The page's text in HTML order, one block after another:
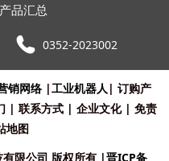
产品汇总
0352-2023002
销网络 |工业机器人 | 订购产
| 联系方式 | 企业文化| 免责
地图
限公司 版权所有 |晋ICP备